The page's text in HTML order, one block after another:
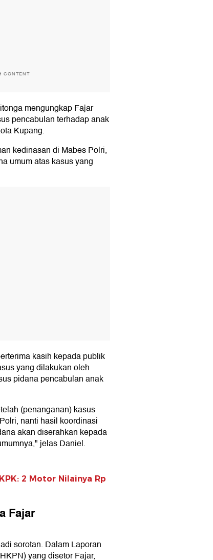
CONTENT
mengungkap Fajar
pencabulan terhadap anak
Kupang.
kedinasan di Mabes Polri,
umum atas kasus yang
kasih kepada publik
yang dilakukan oleh
pidana pencabulan anak
(penanganan) kasus
nanti hasil koordinasi
akan diserahkan kepada
jelas Daniel.
2 Motor Nilainya Rp
Fajar
sorotan. Dalam Laporan
yang disetor Fajar,